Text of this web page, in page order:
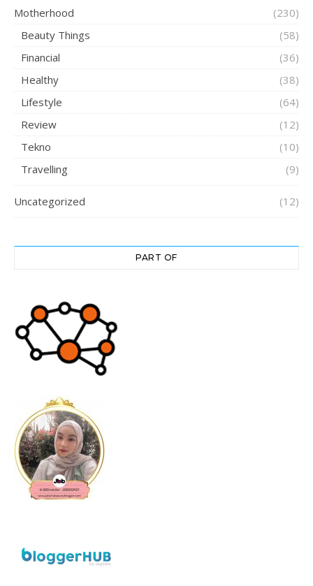
Motherhood
(230)
Beauty Things
(58)
Financial
(36)
Healthy
(38)
Lifestyle
(64)
Review
(12)
Tekno
(10)
Travelling
(9)
Uncategorized (12)
PART OF